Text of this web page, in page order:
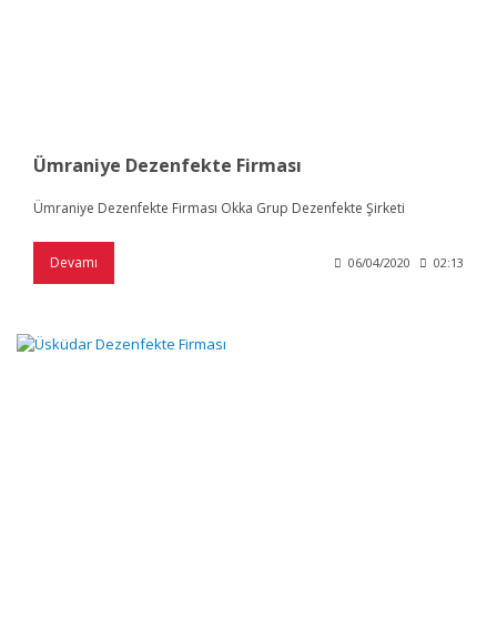
Ümraniye Dezenfekte Firması
Ümraniye Dezenfekte Firması Okka Grup Dezenfekte Şirketi
Devamı 06/04/2020 02:13